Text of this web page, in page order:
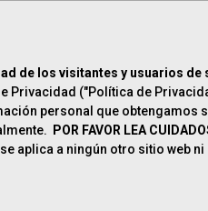
de los visitantes y usuarios de
Privacidad ("Política de
personal que obtengamos
POR FAVOR LEA
aplica a ningún otro sitio web